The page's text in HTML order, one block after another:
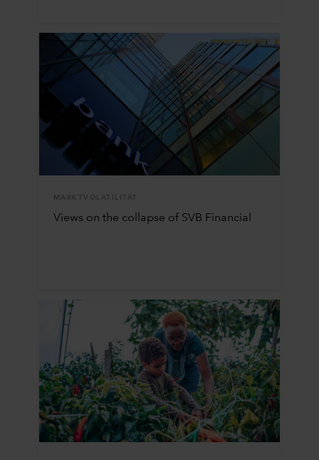
MARKTVOLATILITÄT
Views on the collapse of SVB Financial